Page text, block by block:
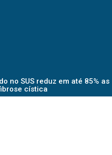
no SUS reduz em até 85% as
cística